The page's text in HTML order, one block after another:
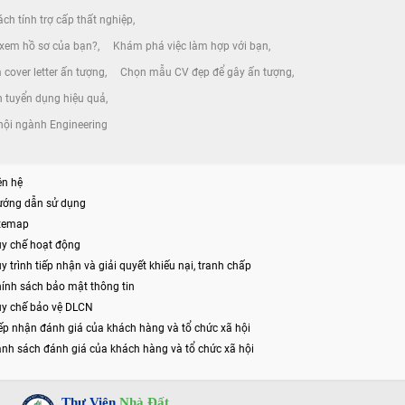
tính trợ cấp thất nghiệp
hồ sơ của bạn? Khám phá việc làm hợp với bạn
cover letter ấn tượng Chọn mẫu CV đẹp để gây ấn tượng
tuyển dụng hiệu quả
ngành Engineering
hệ
dẫn sử dụng
chế hoạt động
trình tiếp nhận và giải quyết khiếu nại, tranh chấp
sách bảo mật thông tin
chế bảo vệ DLCN
nhận đánh giá của khách hàng và tổ chức xã hội
sách đánh giá của khách hàng và tổ chức xã hội
Thư Viện Nhà Đất